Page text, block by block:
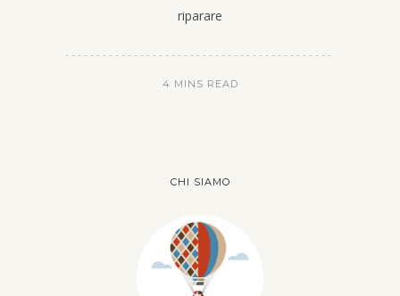
riparare
4 MINS READ
CHI SIAMO